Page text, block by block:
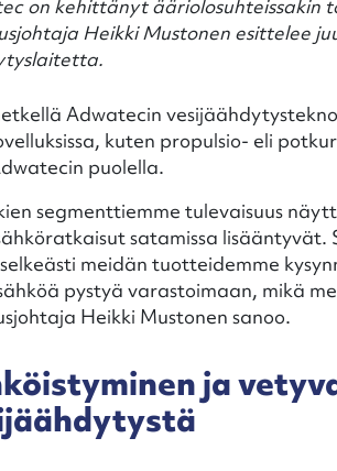
on kehittänyt ääriolosuhteissakin
Heikki Mustonen esittelee
Adwatecin
kuten propulsio- eli
puolella.
segmenttiemme tulevaisuus
satamissa
meidän tuotteidemme
pystyä varastoimaan, mikä
Heikki Mustonen sanoo.
ja